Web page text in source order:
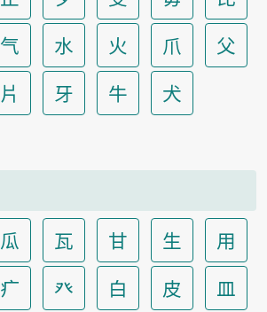
气 水 火 爪
父
片 牙 牛 犬
瓜 瓦 甘 生
用
疒 癶 白 皮
皿